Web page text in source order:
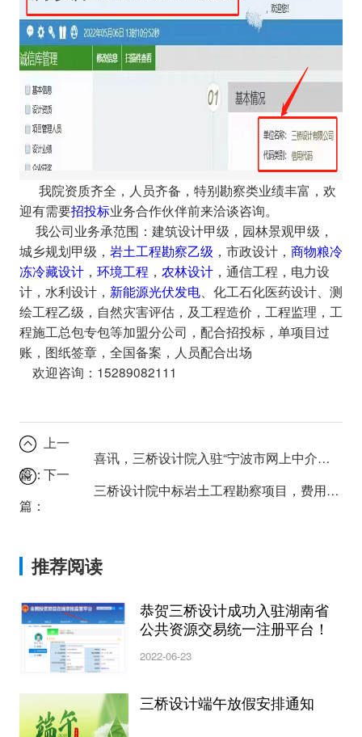
我院资质齐全，人员齐备，特别勘察类业绩丰富，欢
迎有需要招投标业务合作伙伴前来洽谈咨询。
我公司业务承范围：建筑设计甲级，园林景观甲级，
城乡规划甲级， 岩土工程勘察乙级 ，市政设计， 商物粮冷
冻冷藏设计， 环境工程 ， 农林设计，通信工程，电力设
计，水利设计， 新能源光伏发电、化工石化医药设计、测
绘工程乙级，自然灾害评估，及工程造价，工程监理，工
程施工总包专包等加盟分公司，配合招投标，单项目过
账，图纸签章，全国备案，人员配合出场
欢迎咨询：15289082111
上一
篇：
喜讯，三桥设计院入驻“宁波市网上中介超市”啦
下一
篇：
三桥设计院中标岩土工程勘察项目，费用38万
推荐阅读
恭贺三桥设计成功入驻湖南省
公共资源交易统一注册平台！
2022-06-23
三桥设计端午放假安排通知